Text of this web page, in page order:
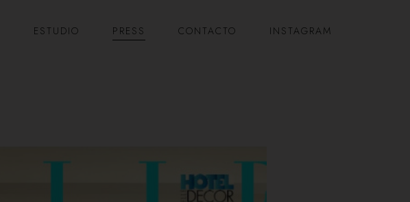
ESTUDIO PRESS CONTACTO INSTAGRAM